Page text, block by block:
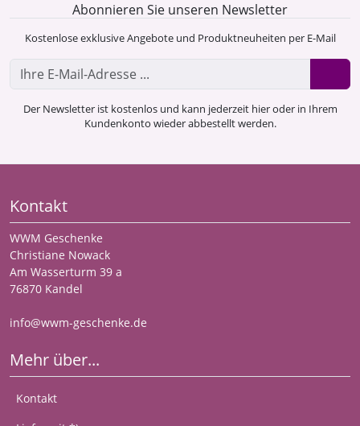
Abonnieren Sie unseren Newsletter
Kostenlose exklusive Angebote und Produktneuheiten per E-Mail
Der Newsletter ist kostenlos und kann jederzeit hier oder in Ihrem
Kundenkonto wieder abbestellt werden.
Kontakt
WWM Geschenke
Christiane Nowack
Am Wasserturm 39 a
76870 Kandel
info@wwm-geschenke.de
Mehr über...
Kontakt